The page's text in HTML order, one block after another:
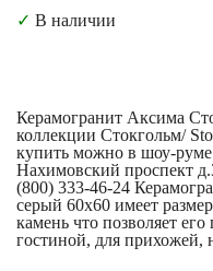
✓ В наличии
Керамогранит Аксима
коллекции Стокгольм/
купить можно в шоу-
Нахимовский проспект
(800) 333-46-24
серый 60x60 имеет
камень что позволяет
гостиной, для прихожей,